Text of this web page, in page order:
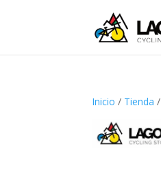
Inicio / Tienda /